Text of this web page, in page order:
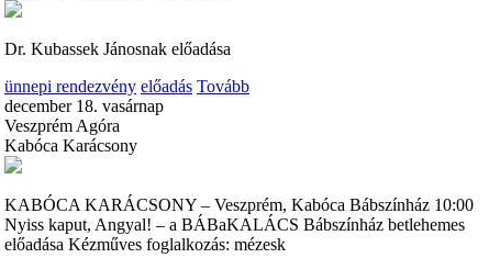
Dr. Kubassek Jánosnak előadása
ünnepi rendezvény előadás Tovább
december 18. vasárnap
Veszprém Agóra
Kabóca Karácsony
KABÓCA KARÁCSONY – Veszprém, Kabóca Bábszínház 10:00
Nyiss kaput, Angyal! – a BÁBaKALÁCS Bábszínház betlehemes
előadása Kézműves foglalkozás: mézesk